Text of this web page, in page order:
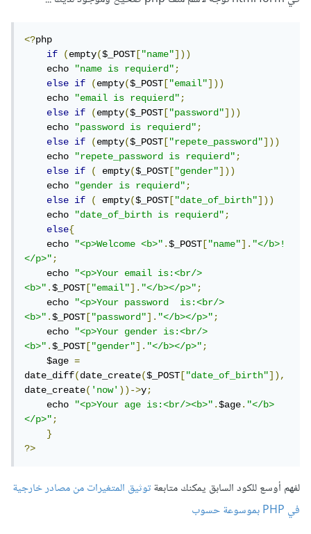
<?php
if
(empty($_POST ["name"]))
    echo
"name is requierd";
else
if (empty($_POST ["email"]))
    echo
"email is requierd";
else
if (empty($_POST ["password"]))
    echo
"password is requierd";
else
if (empty($_POST ["repete_password"]))
    echo
"repete_password is requierd";
else
if ( empty($_POST ["gender"]))
    echo
"gender is requierd";
else
if ( empty($_POST ["date_of_birth"]))
    echo
"date_of_birth is requierd";
else{
    echo
"<p>Welcome <b>".$_POST ["name"]."</b>!
</p>";
    echo
"<p>Your email is:<br/>
<b>".$_POST ["email"]."</b></p>";
    echo
"<p>Your password  is:<br/>
<b>".$_POST ["password"]."</b></p>";
    echo
"<p>Your gender is:<br/>
<b>".$_POST ["gender"]."</b></p>";
    $age
=
date_diff(date_create($_POST ["date_of_birth"]),
date_create('now'))->y;
    echo
"<p>Your age is:<br/><b>".$age."</b>
</p>";
}
?>
لفهم أوسع للكود السابق يمكنك متابعةتوثيق المتغيرات من مصادر خارجية
في PHP بموسوعة حسوب